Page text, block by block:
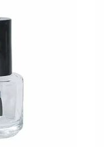
質感を加えま
ボトルにロゴを
、ユニークなネ
ルを作成し、ブ
上させることが